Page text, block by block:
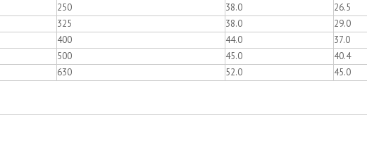
250 38.0
26.5
325 38.0
29.0
400 44.0
37.0
500 45.0
40.4
630 52.0 45.0